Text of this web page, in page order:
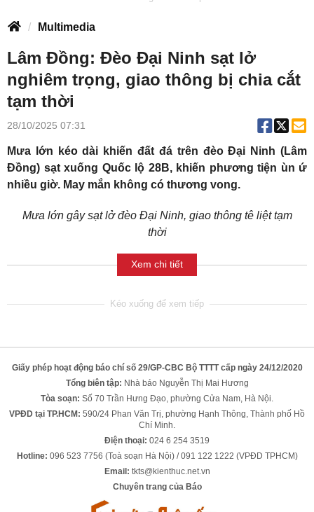
Multimedia
Lâm Đồng: Đèo Đại Ninh sạt lở
nghiêm trọng, giao thông bị chia cắt
tạm thời
28/10/2025 07:31
Mưa lớn kéo dài khiến đất đá trên đèo Đại Ninh (Lâm
Đồng) sạt xuống Quốc lộ 28B, khiến phương tiện ùn ứ
nhiều giờ. May mắn không có thương vong.
Mưa lớn gây sạt lở đèo Đại Ninh, giao thông tê liệt tạm
thời
Xem chi tiết
Giấy phép hoạt động báo chí số 29/GP-CBC Bộ TTTT cấp ngày 24/12/2020
Tổng biên tập: Nhà báo Nguyễn Thị Mai Hương
Tòa soạn: Số 70 Trần Hưng Đạo, phường Cửa Nam, Hà Nội.
VPĐD tại TP.HCM: 590/24 Phan Văn Trị, phường Hạnh Thông, Thành phố Hồ
Chí Minh.
Điện thoại: 024 6 254 3519
Hotline: 096 523 7756 (Toà soạn Hà Nội) / 091 122 1222 (VPĐD TPHCM)
Email: tkts@kienthuc.net.vn
Chuyên trang của Báo